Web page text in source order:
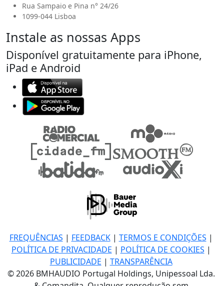
Rua Sampaio e Pina n° 24/26
1099-044 Lisboa
Instale as nossas Apps
Disponível gratuitamente para iPhone,
iPad e Android
FREQUÊNCIAS | FEEDBACK| TERMOS E CONDIÇÕES |
POLÍTICA DE PRIVACIDADE | POLÍTICA DE COOKIES |
PUBLICIDADE | TRANSPARÊNCIA
© 2026 BMHAUDIO Portugal Holdings, Unipessoal Lda.